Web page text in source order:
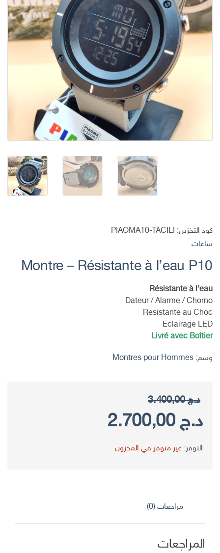
كود التخزين:PIAOMA10-TACILI
ساعات
Montre – Résistante à l’eau P10
Résistante à l’eau
Dateur / Alarme / Chorno
Resistante au Choc
Eclairage LED
Livré avec Boîtier
وسم:Montres pour Hommes
د.ج3.400,00
السعر
الأصلي
د.ج2.700,00
السعر
الحالي
التوفر:غير متوفر في المخزون
مراجعات (0)
المراجعات